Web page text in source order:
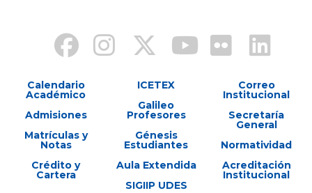
Calendario
Académico
Admisiones
Matrículas y
Notas
Crédito y
Cartera
ICETEX
Galileo
Profesores
Génesis
Estudiantes
Aula Extendida
SIGIIP UDES
Correo
Institucional
Secretaría
General
Normatividad
Acreditación
Institucional